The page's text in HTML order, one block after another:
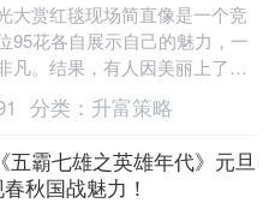
大赏红毯现场简直像是一个竞
95花各自展示自己的魅力，一
凡。结果，有人因美丽上了热
人则因为状态不佳直接翻车。
晚会....
分类： 升富策略
五霸七雄之英雄年代》元旦
秋国战魅力！